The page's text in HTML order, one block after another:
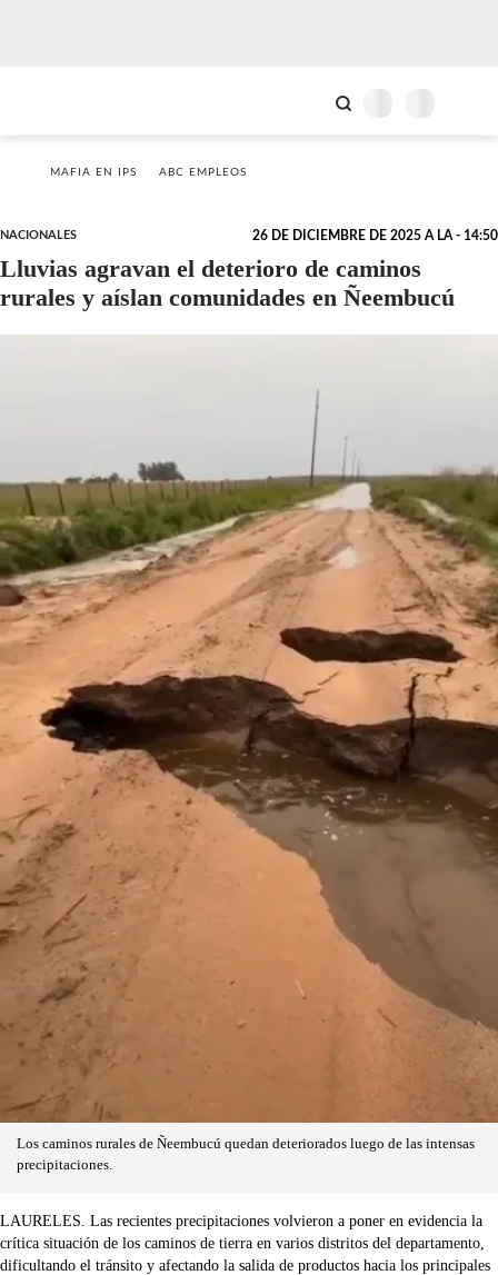
MAFIA EN IPS ABC EMPLEOS
NACIONALES 26 DE DICIEMBRE DE 2025 A LA - 14:50
Lluvias agravan el deterioro de caminos
rurales y aíslan comunidades en Ñeembucú
Los caminos rurales de Ñeembucú quedan deteriorados luego de las intensas
precipitaciones.
LAURELES. Las recientes precipitaciones volvieron a poner en evidencia la
crítica situación de los caminos de tierra en varios distritos del departamento,
dificultando el tránsito y afectando la salida de productos hacia los principales